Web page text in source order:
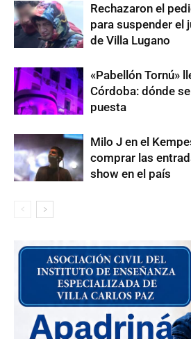
Rechazaron el
para suspender el
de Villa Lugano
«Pabellón Tornú»
Córdoba: dónde
puesta
Milo J en el
comprar las
show en el país